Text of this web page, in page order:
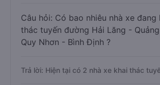
Câu hỏi: Có bao nhiêu nhà xe đang
thác tuyến đường Hải Lăng -
Quy Nhơn - Bình Định ?
Trả lời: Hiện tại có 2 nhà xe khai thác